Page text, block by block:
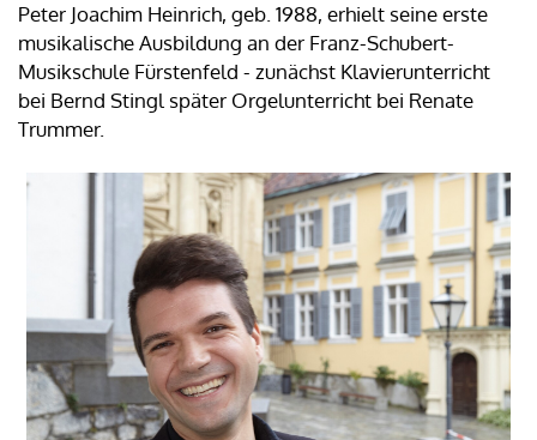
Peter Joachim Heinrich, geb. 1988, erhielt seine erste
musikalische Ausbildung an der Franz-Schubert-
Musikschule Fürstenfeld - zunächst Klavierunterricht
bei Bernd Stingl später Orgelunterricht bei Renate
Trummer.